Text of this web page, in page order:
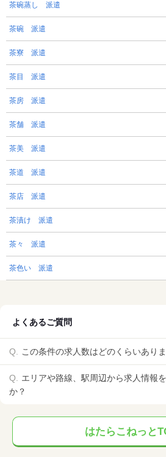
茶碗蒸し 派遣
茶碗 派遣
茶寮 派遣
茶目 派遣
茶房 派遣
茶舗 派遣
茶美 派遣
茶道 派遣
茶店 派遣
茶漬け 派遣
茶々 派遣
茶色い 派遣
よくあるご質問
この条件の求人数はどのくらいあり
エリアや路線、駅周辺から求人情報
か？
はたらこねっと